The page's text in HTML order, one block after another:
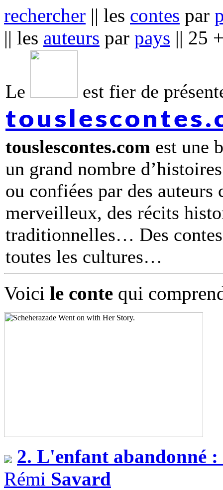
rechercher || les contes par
|| les auteurs par pays || 25
Le est fier de
touslescontes.com est une
un grand nombre
ou confiées par des
merveilleux, des récits
traditionnelles… Des
toutes les cultures
Voici le conte qui
2. L'enfant abandonné
Rémi Savard